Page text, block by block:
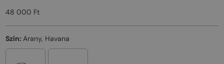
48 000 Ft
Szín: Arany, Havana